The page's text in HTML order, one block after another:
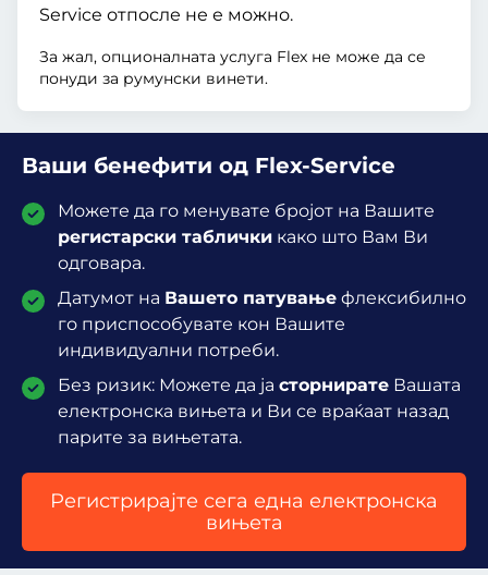
Service отпосле не е можно.
За жал, опционалната услуга Flex не може да се
понуди за румунски винети.
Ваши бенефити од Flex-Service
Можете да го менувате бројот на Вашите
регистарски табличкикако што Вам Ви
одговара.
Датумот на Вашето патувањефлексибилно
го приспособувате кон Вашите
индивидуални потреби.
Без ризик: Можете да ја сторниратеВашата
електронска вињета и Ви се враќаат назад
парите за вињетата.
Регистрирајте сега една електронска
вињета